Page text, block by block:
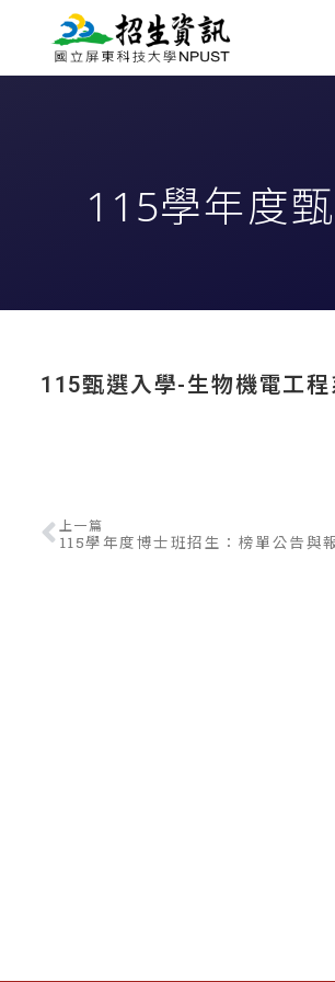
115學年度
115甄選入學-生物機電工
上一篇
115學年度博士班招生：榜單公告與